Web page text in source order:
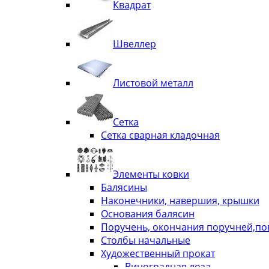
Квадрат
Швеллер
Листовой металл
Сетка
Сетка сварная кладочная
Элементы ковки
Балясины
Наконечники, навершия, крышки
Основания балясин
Поручень, окончания
Столбы начальные
Художественный прокат